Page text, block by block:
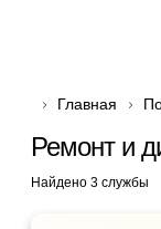
Главная
Ремонт и
Найдено 3 службы